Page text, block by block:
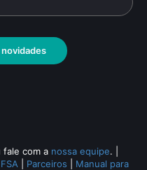
fale com a nossa equipe.
Parceiros
Manual para